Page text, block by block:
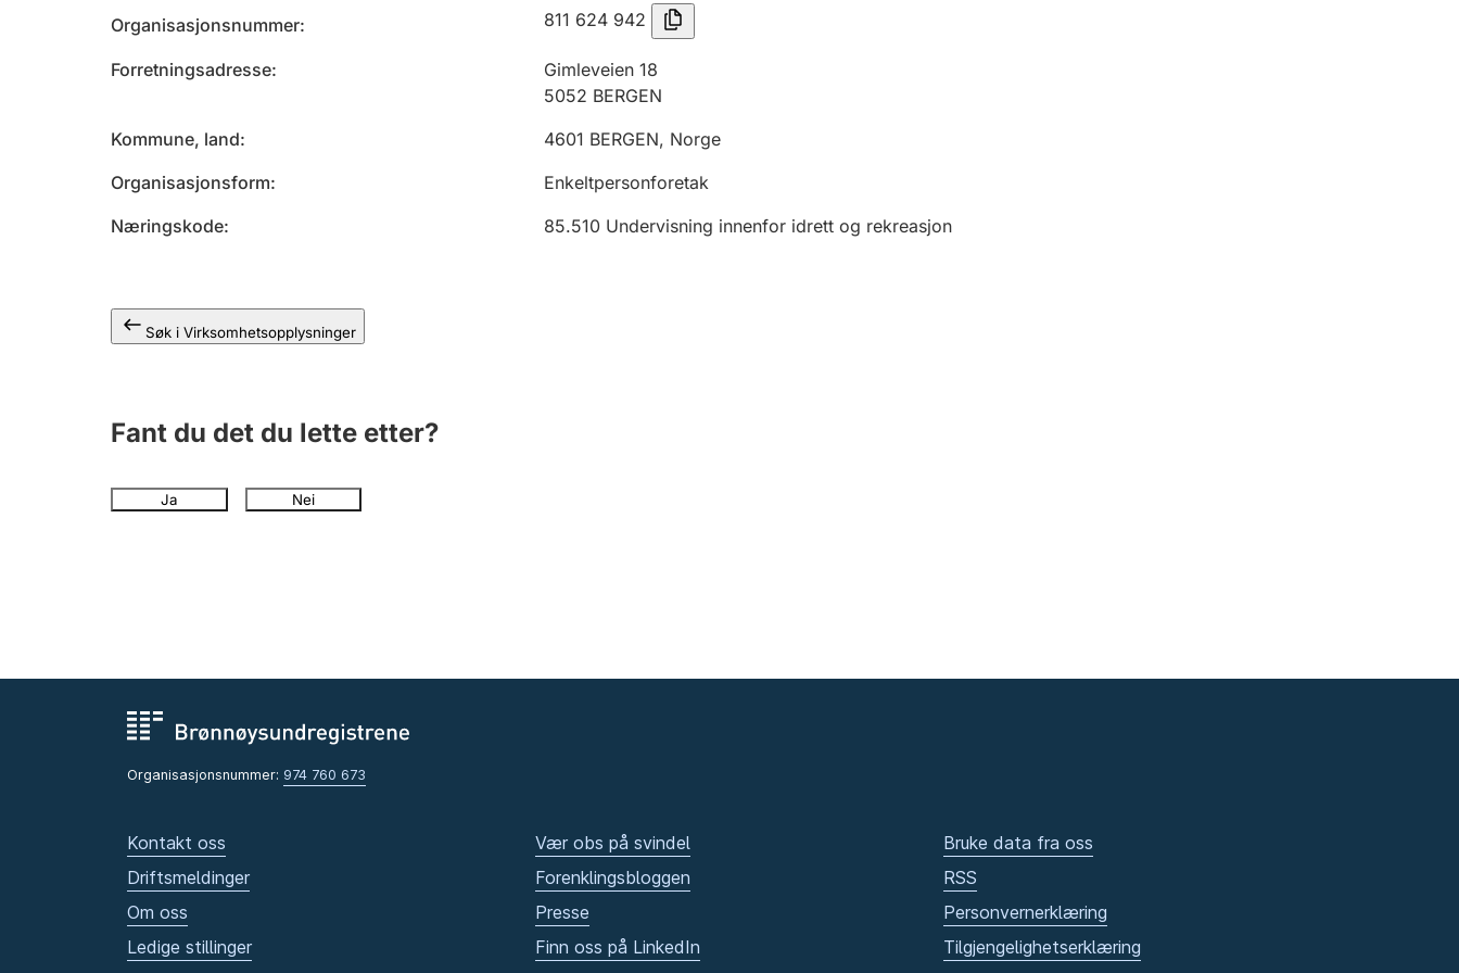
Organisasjonsnummer 811 624 942
Forretningsadresse
Gimleveien 18
5052 BERGEN
Kommune, land
4601 BERGEN, Norge
Organisasjonsform
Enkeltpersonforetak
Næringskode
85.510 Undervisning innenfor idrett og rekreasjon
Søk i Virksomhetsopplysninger
Fant du det du lette etter?
Ja Nei
Organisasjonsnummer: 974 760 673
Kontakt oss
Driftsmeldinger
Om oss
Ledige stillinger
Vær obs på svindel
Forenklingsbloggen
Presse
Finn oss på LinkedIn
Bruke data fra oss
RSS
Personvernerklæring
Tilgjengelighetserklæring